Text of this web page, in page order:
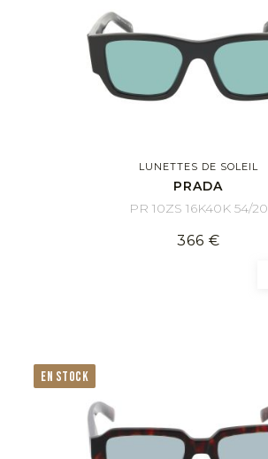
LUNETTES DE SOLEIL
PRADA
PR 10ZS 16K40K 54/20
366 €
EN STOCK